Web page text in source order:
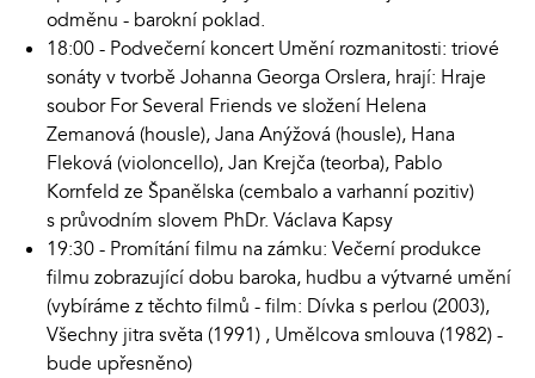
odměnu - barokní poklad.
18:00 - Podvečerní koncert Umění rozmanitosti: triové
sonáty v tvorbě Johanna Georga Orslera, hrají: Hraje
soubor For Several Friends ve složení Helena
Zemanová (housle), Jana Anýžová (housle), Hana
Fleková (violoncello), Jan Krejča (teorba), Pablo
Kornfeld ze Španělska (cembalo a varhanní pozitiv)
s průvodním slovem PhDr. Václava Kapsy
19:30 - Promítání filmu na zámku: Večerní produkce
filmu zobrazující dobu baroka, hudbu a výtvarné umění
(vybíráme z těchto filmů - film: Dívka s perlou (2003),
Všechny jitra světa (1991) , Umělcova smlouva (1982) -
bude upřesněno)